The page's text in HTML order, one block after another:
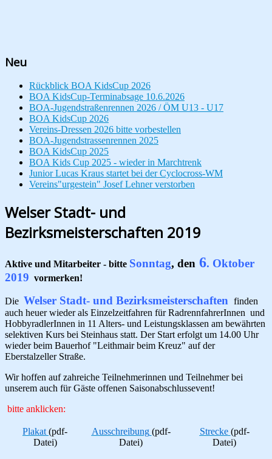
Neu
Rückblick BOA KidsCup 2026
BOA KidsCup-Terminabsage 10.6.2026
BOA-Jugendstraßenrennen 2026 / ÖM U13 - U17
BOA KidsCup 2026
Vereins-Dressen 2026 bitte vorbestellen
BOA-Jugendstrassenrennen 2025
BOA KidsCup 2025
BOA Kids Cup 2025 - wieder in Marchtrenk
Junior Lucas Kraus startet bei der Cyclocross-WM
Vereins"urgestein" Josef Lehner verstorben
Welser Stadt- und
Bezirksmeisterschaften 2019
Aktive und Mitarbeiter - bitte Sonntag, den 6. Oktober
2019 vormerken!
Die Welser Stadt- und Bezirksmeisterschaften finden
auch heuer wieder als Einzelzeitfahren für RadrennfahrerInnen und
HobbyradlerInnen in 11 Alters- und Leistungsklassen am bewährten
selektiven Kurs bei Steinhaus statt. Der Start erfolgt um 14.00 Uhr
wieder beim Bauerhof "Leithmair beim Kreuz" auf der
Eberstalzeller Straße.
Wir hoffen auf zahreiche Teilnehmerinnen und Teilnehmer bei
unserem auch für Gäste offenen Saisonabschlussevent!
bitte anklicken:
Plakat (pdf-
Datei)
Ausschreibung (pdf-
Datei)
Strecke (pdf-
Datei)